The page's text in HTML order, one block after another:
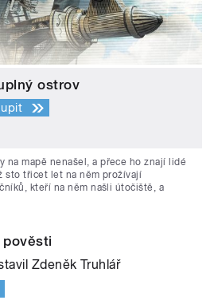
ostrov
na mapě nenašel, a přece ho znají lidé
sto třicet let na něm prožívají
kteří na něm našli útočiště, a
pověsti
Zdeněk Truhlář